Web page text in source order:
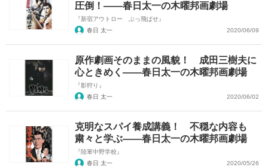
圧倒！――春日太一の木曜邦画劇場
『新宿アウトロー ぶっ飛ばせ』
春日 太一
2020/06/09
原作劇画そのままの風貌！ 成田三樹夫に
心ときめく――春日太一の木曜邦画劇場
『影狩り』
春日 太一
2020/06/02
克明なスパイ養成講義！ 不穏な内容も
粛々と学ぶ――春日太一の木曜邦画劇場
『陸軍中野学校』
春日 太一
2020/05/26